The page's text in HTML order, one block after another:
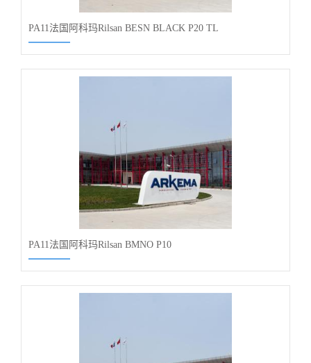
PA11法国阿科玛Rilsan BESN BLACK P20 TL
PA11法国阿科玛Rilsan BMNO P10